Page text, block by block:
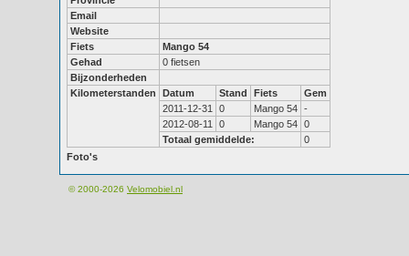
Email
Website
Fiets
Mango 54
Gehad
0 fietsen
Bijzonderheden
Kilometerstanden
Datum Stand Fiets
Gem
2011-12-31
0 Mango 54 -
2012-08-11
0 Mango 54 0
Totaal gemiddelde:
0
Foto's
© 2000-2026 Velomobiel.nl